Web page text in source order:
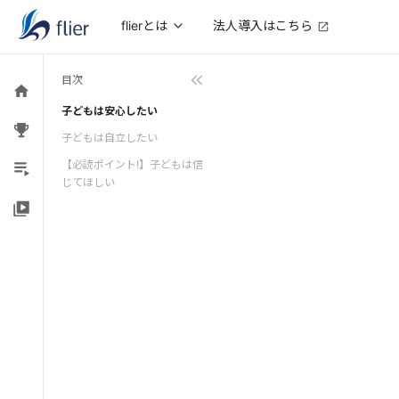
flierとは 法人導入はこちら
目次
子どもは安心したい
子どもは自立したい
【必読ポイント!】子どもは信
じてほしい